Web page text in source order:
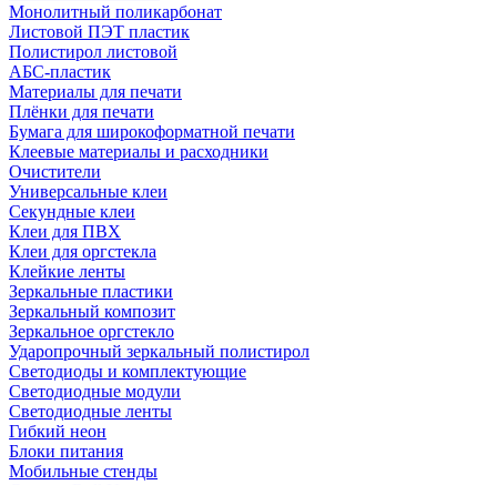
Монолитный поликарбонат
Листовой ПЭТ пластик
Полистирол листовой
АБС-пластик
Материалы для печати
Плёнки для печати
Бумага для широкоформатной печати
Клеевые материалы и расходники
Очистители
Универсальные клеи
Секундные клеи
Клеи для ПВХ
Клеи для оргстекла
Клейкие ленты
Зеркальные пластики
Зеркальный композит
Зеркальное оргстекло
Ударопрочный зеркальный полистирол
Светодиоды и комплектующие
Светодиодные модули
Светодиодные ленты
Гибкий неон
Блоки питания
Мобильные стенды